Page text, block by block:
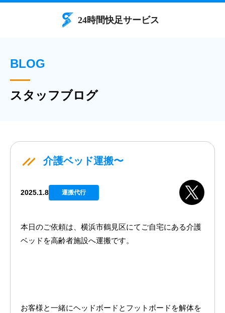
BLOG
スタッフブログ
介護ベッド運搬〜
2025.1.8 運搬代行
本日のご依頼は、横浜市鶴見区にてご自宅にある介護
ベッドを高齢者施設へ運搬です。
お客様と一緒にヘッドボードとフットボードを解体を